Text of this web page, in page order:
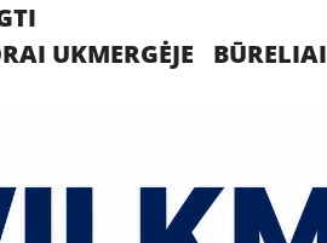
UKMERGĖJE